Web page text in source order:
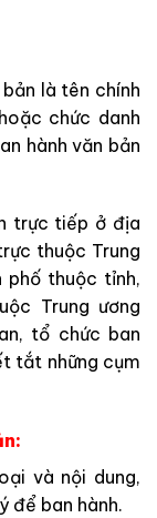
là tên chính
chức danh
hành văn bản
trực tiếp ở địa
thuộc Trung
phố thuộc tỉnh,
Trung ương
tổ chức ban
tắt những cụm
và nội dung,
để ban hành.